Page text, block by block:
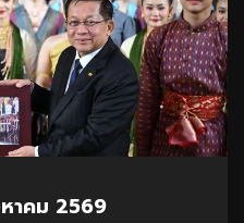
าคม 2569